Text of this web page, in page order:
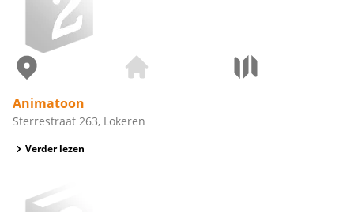
Animatoon
Sterrestraat 263, Lokeren
Verder lezen